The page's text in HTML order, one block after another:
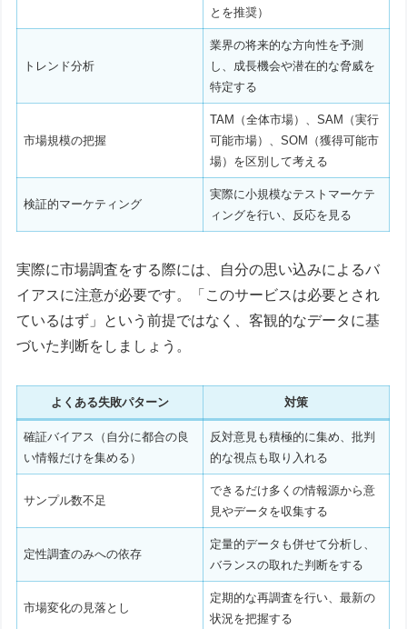
とを推奨）
トレンド分析
業界の将来的な方向性を予測
し、成長機会や潜在的な脅威を
特定する
市場規模の把握
TAM（全体市場）、SAM（実行
可能市場）、SOM（獲得可能市
場）を区別して考える
検証的マーケティング
実際に小規模なテストマーケテ
ィングを行い、反応を見る
実際に市場調査をする際には、自分の思い込みによるバ
イアスに注意が必要です。「このサービスは必要とされ
ているはず」という前提ではなく、客観的なデータに基
づいた判断をしましょう。
よくある失敗パターン 対策
確証バイアス（自分に都合の良
い情報だけを集める）
反対意見も積極的に集め、批判
的な視点も取り入れる
サンプル数不足
できるだけ多くの情報源から意
見やデータを収集する
定性調査のみへの依存
定量的データも併せて分析し、
バランスの取れた判断をする
市場変化の見落とし
定期的な再調査を行い、最新の
状況を把握する